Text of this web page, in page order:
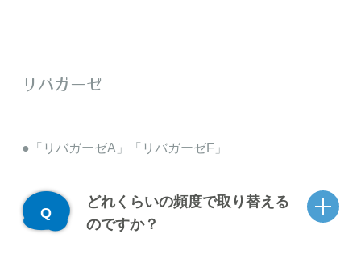
リバガーゼ
「リバガーゼA」「リバガーゼF」
どれくらいの頻度で取り替える
のですか？